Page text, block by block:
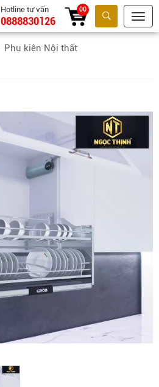
Tìm kiếm
Hotline tư vấn
0888830126
00
Phụ kiện Nội thất